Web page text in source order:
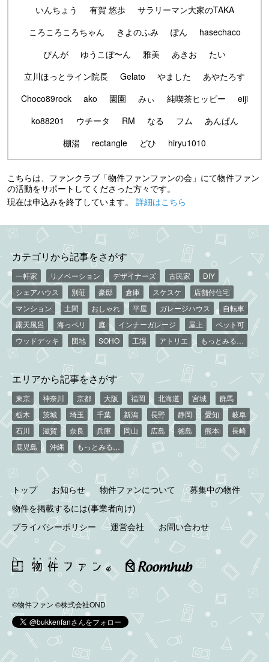
いんちょう
有賀 悠歩
サラリーマン大家のTAKA
ころころころちゃん
きよのふみ ぽん
hasechaco
ぴんが
ゆうこぼ〜ん 雅美 あきお
たい
立川ほっとライン院長
Gelato やました
あやたろす
Choco89rock
ako 園園 みぃ 純喫茶ヒッピー
eiji
ko88201
ウチータ RM なる フム
あんぱん
棚湯
rectangle どひ hiryu1010
こちらは、ファンクラブ「物件ファンファンの会」にて物件ファン
の活動をサポートしてくださった方々です。
現在は申込みを終了しています。 詳細はこちら
カテゴリから記事をさがす
一軒家 リノベーション デザイナーズ 古民家
DIY
シェアハウス
別荘 豪邸 倉庫 スケスケ
店舗付住宅
マンション
土間 おしゃれ 平屋 ガレージハウス
自転車
露天風呂
海っペリ 庭 インナーガレージ 屋上
ペット可
ウッドデッキ
団地 SOHO 工場 アトリエ もっとみる…
エリアから記事をさがす
東京 神奈川 京都 大阪 福岡 北海道 宮城
群馬
栃木
茨城 埼玉 千葉 新潟 長野 静岡 愛知
岐阜
石川
滋賀 奈良 兵庫 岡山 広島 徳島 熊本
長崎
鹿児島
沖縄 もっとみる…
トップ お知らせ 物件ファンについて
募集中の物件
物件を掲載するには(事業者向け)
プライバシーポリシー
運営会社 お問い合わせ
©物件ファン ©株式会社OND